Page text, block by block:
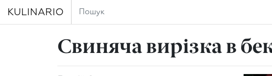
KULINARIO
Свиняча вирізка в